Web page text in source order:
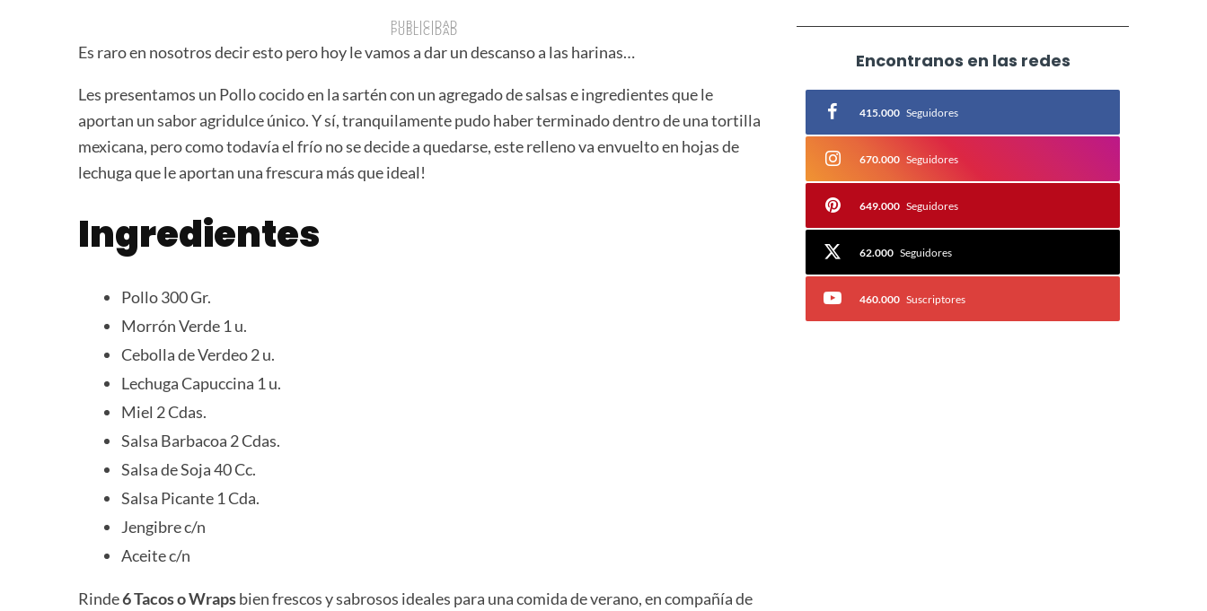
PUBLICIDAD
PUBLICIDAD
Es raro en nosotros decir esto pero hoy le vamos a dar un descanso a las harinas…
Les presentamos un Pollo cocido en la sartén con un agregado de salsas e ingredientes que le
aportan un sabor agridulce único. Y sí, tranquilamente pudo haber terminado dentro de una tortilla
mexicana, pero como todavía el frío no se decide a quedarse, este relleno va envuelto en hojas de
lechuga que le aportan una frescura más que ideal!
Ingredientes
Pollo 300 Gr.
Morrón Verde 1 u.
Cebolla de Verdeo 2 u.
Lechuga Capuccina 1 u.
Miel 2 Cdas.
Salsa Barbacoa 2 Cdas.
Salsa de Soja 40 Cc.
Salsa Picante 1 Cda.
Jengibre c/n
Aceite c/n
Rinde6 Tacos o Wrapsbien frescos y sabrosos ideales para una comida de verano, en compañía de
Encontranos en las redes
415.000 Seguidores
670.000 Seguidores
649.000 Seguidores
62.000 Seguidores
460.000 Suscriptores